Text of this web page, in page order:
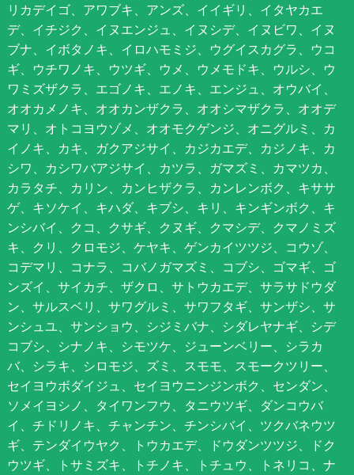
リカデイゴ、アワブキ、アンズ、イイギリ、イタヤカエ
デ、イチジク、イヌエンジュ、イヌシデ、イヌビワ、イヌ
ブナ、イボタノキ、イロハモミジ、ウグイスカグラ、ウコ
ギ、ウチワノキ、ウツギ、ウメ、ウメモドキ、ウルシ、ウ
ワミズザクラ、エゴノキ、エノキ、エンジュ、オウバイ、
オオカメノキ、オオカンザクラ、オオシマザクラ、オオデ
マリ、オトコヨウゾメ、オオモクゲンジ、オニグルミ、カ
イノキ、カキ、ガクアジサイ、カジカエデ、カジノキ、カ
シワ、カシワバアジサイ、カツラ、ガマズミ、カマツカ、
カラタチ、カリン、カンヒザクラ、カンレンボク、キササ
ゲ、キソケイ、キハダ、キブシ、キリ、キンギンボク、キ
ンシバイ、クコ、クサギ、クヌギ、クマシデ、クマノミズ
キ、クリ、クロモジ、ケヤキ、ゲンカイツツジ、コウゾ、
コデマリ、コナラ、コバノガマズミ、コブシ、ゴマギ、ゴ
ンズイ、サイカチ、ザクロ、サトウカエデ、サラサドウダ
ン、サルスベリ、サワグルミ、サワフタギ、サンザシ、サ
ンシュユ、サンショウ、シジミバナ、シダレヤナギ、シデ
コブシ、シナノキ、シモツケ、ジューンベリー、シラカ
バ、シラキ、シロモジ、ズミ、スモモ、スモークツリー、
セイヨウボダイジュ、セイヨウニンジンボク、センダン、
ソメイヨシノ、タイワンフウ、タニウツギ、ダンコウバ
イ、チドリノキ、チャンチン、チンシバイ、ツクバネウツ
ギ、テンダイウヤク、トウカエデ、ドウダンツツジ、ドク
ウツギ、トサミズキ、トチノキ、トチュウ、トネリコ、ナ